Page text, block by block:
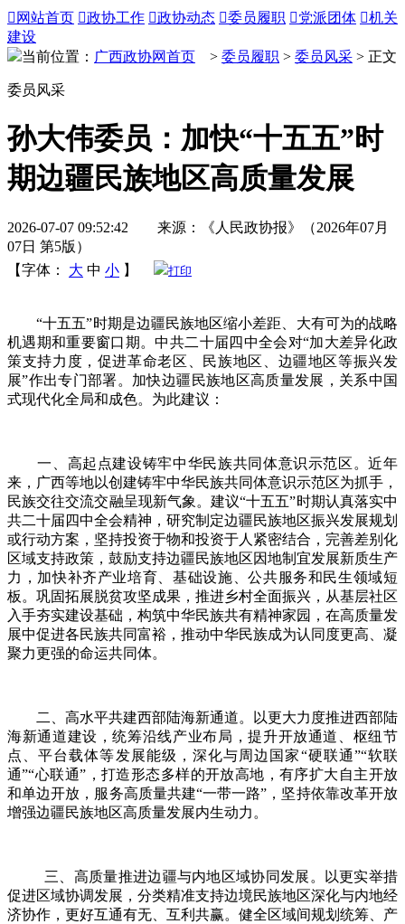
 网站首页 政协工作 政协动态 委员履职 党派团体 机关
建设
当前位置： 广西政协网首页 > 委员履职 > 委员风采 > 正文
委员风采
孙大伟委员：加快“十五五”时
期边疆民族地区高质量发展
2026-07-07 09:52:42 来源：《人民政协报》（2026年07月
07日 第5版）
【字体：
大 中 小 】 打印
“十五五”时期是边疆民族地区缩小差距、大有可为的战略
机遇期和重要窗口期。中共二十届四中全会对“加大差异化政
策支持力度，促进革命老区、民族地区、边疆地区等振兴发
展”作出专门部署。加快边疆民族地区高质量发展，关系中国
式现代化全局和成色。为此建议：
一、高起点建设铸牢中华民族共同体意识示范区。近年
来，广西等地以创建铸牢中华民族共同体意识示范区为抓手，
民族交往交流交融呈现新气象。建议“十五五”时期认真落实中
共二十届四中全会精神，研究制定边疆民族地区振兴发展规划
或行动方案，坚持投资于物和投资于人紧密结合，完善差别化
区域支持政策，鼓励支持边疆民族地区因地制宜发展新质生产
力，加快补齐产业培育、基础设施、公共服务和民生领域短
板。巩固拓展脱贫攻坚成果，推进乡村全面振兴，从基层社区
入手夯实建设基础，构筑中华民族共有精神家园，在高质量发
展中促进各民族共同富裕，推动中华民族成为认同度更高、凝
聚力更强的命运共同体。
二、高水平共建西部陆海新通道。以更大力度推进西部陆
海新通道建设，统筹沿线产业布局，提升开放通道、枢纽节
点、平台载体等发展能级，深化与周边国家“硬联通”“软联
通”“心联通”，打造形态多样的开放高地，有序扩大自主开放
和单边开放，服务高质量共建“一带一路”，坚持依靠改革开放
增强边疆民族地区高质量发展内生动力。
三、高质量推进边疆与内地区域协同发展。以更实举措
促进区域协调发展，分类精准支持边境民族地区深化与内地经
济协作，更好互通有无、互利共赢。健全区域间规划统筹、产